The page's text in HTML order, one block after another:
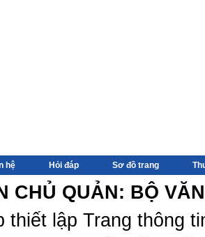
hệ Hỏi đáp Sơ đồ trang
CHỦ QUẢN: BỘ
thiết lập Trang thông